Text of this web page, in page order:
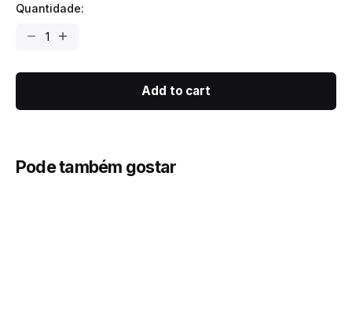
Quantidade:
Estabilizador
quantity
Add to cart
Pode também gostar